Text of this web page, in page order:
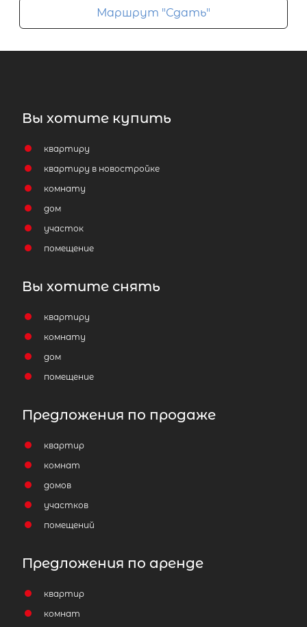
Маршрут "Сдать"
Вы хотите купить
квартиру
квартиру в новостройке
комнату
дом
участок
помещение
Вы хотите снять
квартиру
комнату
дом
помещение
Предложения по продаже
квартир
комнат
домов
участков
помещений
Предложения по аренде
квартир
комнат